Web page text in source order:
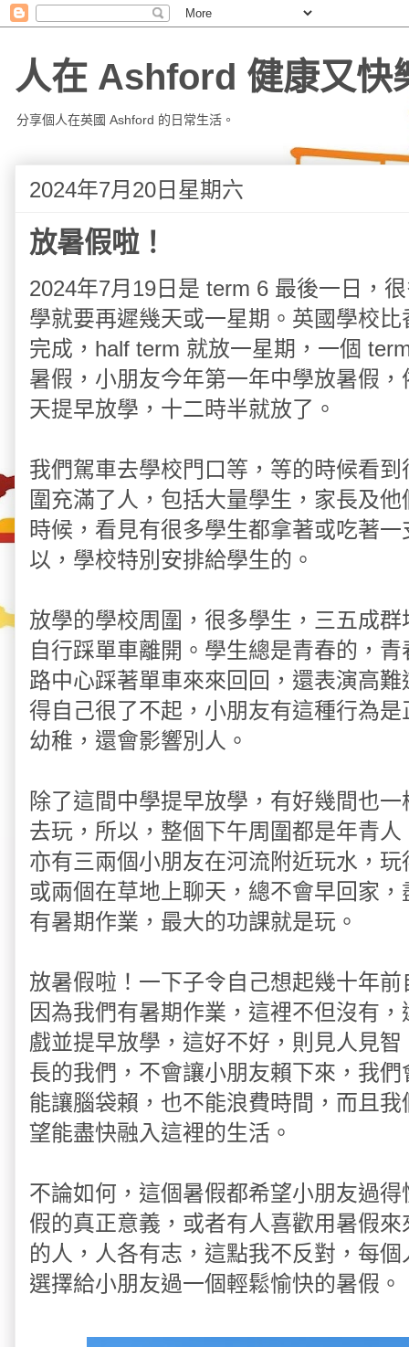
人在 Ashford 健康又快
分享個人在英國 Ashford 的日常生活。
2024年7月20日星期六
放暑假啦！
2024年7月19日是 term 6 最後一日，
學就要再遲幾天或一星期。英國學校
完成，half term 就放一星期，一個
暑假，小朋友今年第一年中學放暑假
天提早放學，十二時半就放了。
我們駕車去學校門口等，等的時候看
圍充滿了人，包括大量學生，家長及
時候，看見有很多學生都拿著或吃著
以，學校特別安排給學生的。
放學的學校周圍，很多學生，三五成
自行踩單車離開。學生總是青春的，
路中心踩著單車來來回回，還表演高
得自己很了不起，小朋友有這種行為
幼稚，還會影響別人。
除了這間中學提早放學，有好幾間也
去玩，所以，整個下午周圍都是年青
亦有三兩個小朋友在河流附近玩水，
或兩個在草地上聊天，總不會早回家
有暑期作業，最大的功課就是玩。
放暑假啦！一下子令自己想起幾十年
因為我們有暑期作業，這裡不但沒有
戲並提早放學，這好不好，則見人見
長的我們，不會讓小朋友賴下來，我
能讓腦袋賴，也不能浪費時間，而且
望能盡快融入這裡的生活。
不論如何，這個暑假都希望小朋友過
假的真正意義，或者有人喜歡用暑假
的人，人各有志，這點我不反對，每
選擇給小朋友過一個輕鬆愉快的暑假。